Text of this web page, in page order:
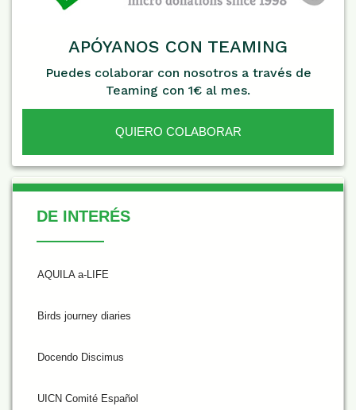
APÓYANOS CON TEAMING
Puedes colaborar con nosotros a través de
Teaming con 1€ al mes.
QUIERO COLABORAR
De Interés
DE INTERÉS
AQUILA a-LIFE
Birds journey diaries
Docendo Discimus
UICN Comité Español